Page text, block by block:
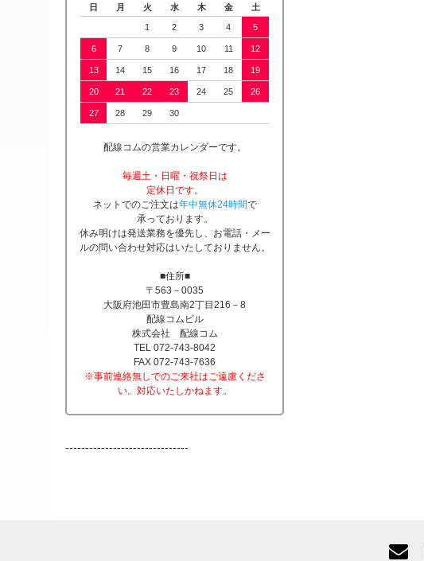
日
月 火 水 木 金 土
1 2 3 4 5
6 7 8 9 10 11 12
13 14 15 16 17 18 19
20 21 22 23 24 25 26
27 28 29 30
配線コムの営業カレンダーです。
毎週土・日曜・祝祭日は
定休日です。
ネットでのご注文は年中無休24時間で
承っております。
休み明けは発送業務を優先し、お電話・メー
ルの問い合わせ対応はいたしておりません。
■住所■
〒563－0035
大阪府池田市豊島南2丁目216－8
配線コムビル
株式会社 配線コム
TEL 072-743-8042
FAX 072-743-7636
※事前連絡無しでのご来社はご遠慮くださ
い。対応いたしかねます。
-------------------------------